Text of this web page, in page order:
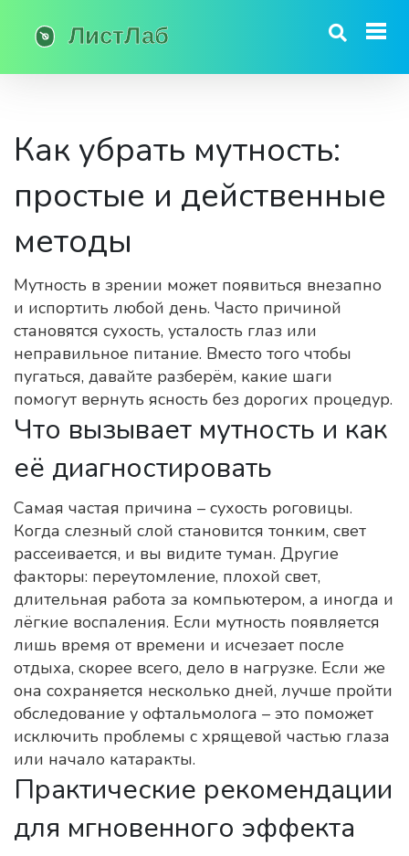
Как убрать мутность:
простые и действенные
методы
Мутность в зрении может появиться внезапно
и испортить любой день. Часто причиной
становятся сухость, усталость глаз или
неправильное питание. Вместо того чтобы
пугаться, давайте разберём, какие шаги
помогут вернуть ясность без дорогих процедур.
Что вызывает мутность и как
её диагностировать
Самая частая причина – сухость роговицы.
Когда слезный слой становится тонким, свет
рассеивается, и вы видите туман. Другие
факторы: переутомление, плохой свет,
длительная работа за компьютером, а иногда и
лёгкие воспаления. Если мутность появляется
лишь время от времени и исчезает после
отдыха, скорее всего, дело в нагрузке. Если же
она сохраняется несколько дней, лучше пройти
обследование у офтальмолога – это поможет
исключить проблемы с хрящевой частью глаза
или начало катаракты.
Практические рекомендации
для мгновенного эффекта